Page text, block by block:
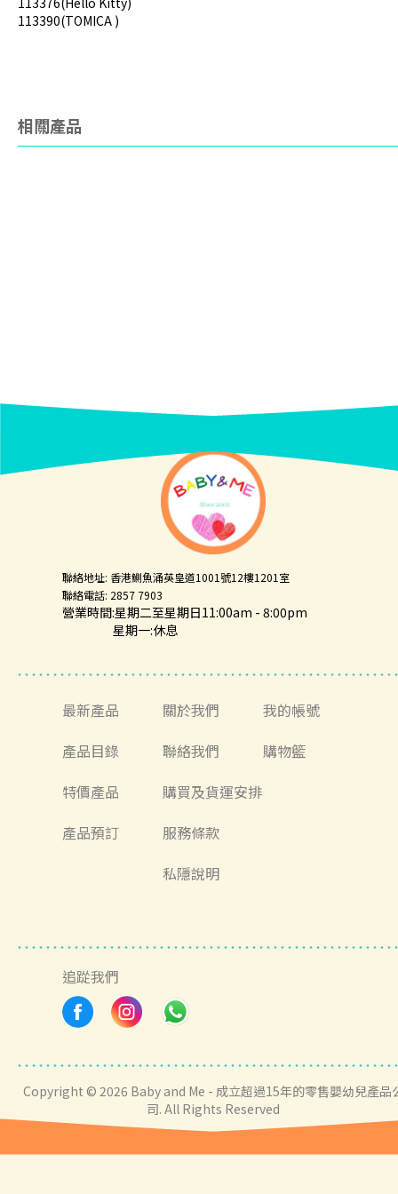
113390(TOMICA )
相關產品
聯絡地址: 香港鰂魚涌英皇道1001號12樓1201室
聯絡電話: 2857 7903
營業時間:星期二至星期日11:00am - 8:00pm
星期一:休息
最新產品
產品目錄
特價產品
產品預訂
關於我們
聯絡我們
購買及貨運安排
服務條款
私隱說明
我的帳號
購物籃
追踨我們
Copyright © 2026 Baby and Me - 成立超過15年的零售嬰幼兒產品
司. All Rights Reserved